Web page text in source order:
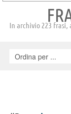
In archivio 223